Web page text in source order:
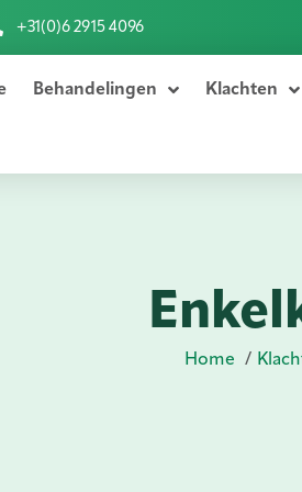
+31(0)6 2915 4096
Behandelingen Klachten
Home